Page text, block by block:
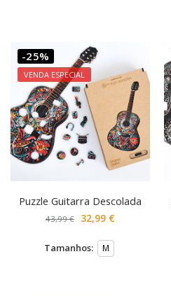
-25%
VENDA ESPECIAL
Puzzle Guitarra Descolada
43,99€ 32,99 €
Tamanhos: M